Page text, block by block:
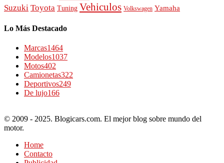
Suzuki Toyota Tuning Vehiculos Volkswagen Yamaha
Lo Más Destacado
Marcas1464
Modelos1037
Motos402
Camionetas322
Deportivos249
De lujo166
© 2009 - 2025. Blogicars.com. El mejor blog sobre mundo del
motor.
Home
Contacto